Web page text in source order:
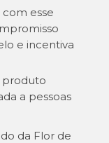
esse
e incentiva
produto
a pessoas
da Flor de